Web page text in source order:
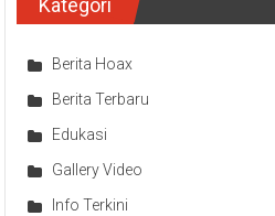
Kategori
Berita Hoax
Berita Terbaru
Edukasi
Gallery Video
Info Terkini